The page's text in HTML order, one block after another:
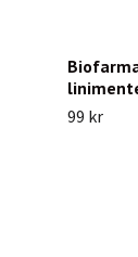
99 kr